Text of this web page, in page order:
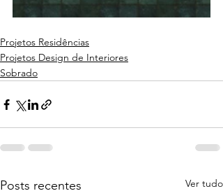
Projetos Residências
Projetos Design de Interiores
Sobrado
Posts recentes Ver tudo